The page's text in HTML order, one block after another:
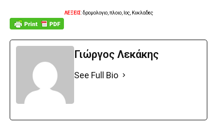
ΛΕΞΕΙΣ: δρομολογιο, πλοιο, Ιος, Κυκλαδες
Γιώργος Λεκάκης
See Full Bio